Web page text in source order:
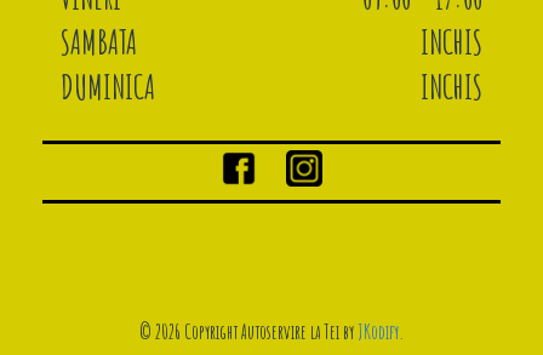
SAMBATA
INCHIS
DUMINICA
INCHIS
© 2026 Copyright Autoservire la Tei byJKodify.